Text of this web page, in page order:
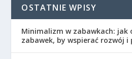
OSTATNIE WPISY
Minimalizm w zabawkach: jak
zabawek, by wspierać rozwój i